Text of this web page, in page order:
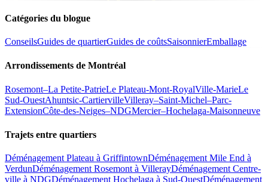
Catégories du blogue
ConseilsGuides de quartierGuides de coûtsSaisonnierEmballage
Arrondissements de Montréal
Rosemont–La Petite-PatrieLe Plateau-Mont-RoyalVille-MarieLe
Sud-OuestAhuntsic-CartiervilleVilleray–Saint-Michel–Parc-
ExtensionCôte-des-Neiges–NDGMercier–Hochelaga-Maisonneuve
Trajets entre quartiers
Déménagement Plateau à GriffintownDéménagement Mile End à
VerdunDéménagement Rosemont à VillerayDéménagement Centre-
ville à NDGDéménagement Hochelaga à Sud-OuestDéménagement